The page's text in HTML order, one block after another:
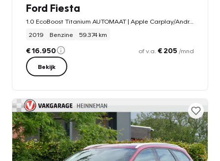
Ford Fiesta
1.0 EcoBoost Titanium AUTOMAAT | Apple Carplay/Android auto | achteruitrijcamera | navigatie | all-season-banden
2019
Benzine 59.374 km
€ 16.950 of v.a. € 205 /mnd
Bekijk